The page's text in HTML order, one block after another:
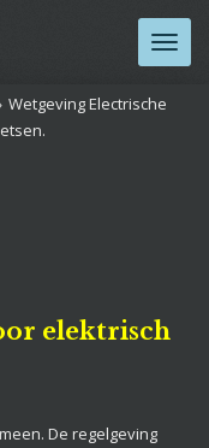
Wetgeving Electrische
elektrisch
De regelgeving